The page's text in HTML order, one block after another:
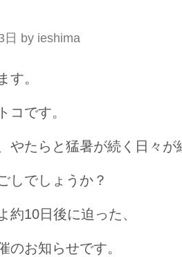
日 by ieshima
す。
コです。
やたらと猛暑が続く日々
しでしょうか？
約10日後に迫った、
のお知らせです。